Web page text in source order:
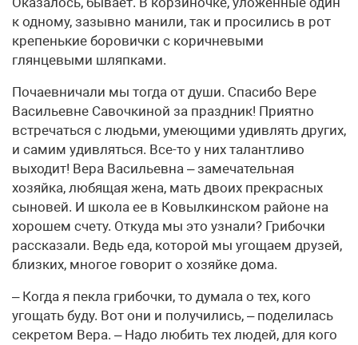
к одному, зазывно манили, так и просились в рот
крепенькие боровички с коричневыми
глянцевыми шляпками.
Почаевничали мы тогда от души. Спасибо Вере
Васильевне Савочкиной за праздник! Приятно
встречаться с людьми, умеющими удивлять других,
и самим удивляться. Все-то у них талантливо
выходит! Вера Васильевна – замечательная
хозяйка, любящая жена, мать двоих прекрасных
сыновей. И школа ее в Ковылкинском районе на
хорошем счету. Откуда мы это узнали? Грибочки
рассказали. Ведь еда, которой мы угощаем друзей,
близких, многое говорит о хозяйке дома.
– Когда я пекла грибочки, то думала о тех, кого
угощать буду. Вот они и получились, – поделилась
секретом Вера. – Надо любить тех людей, для кого